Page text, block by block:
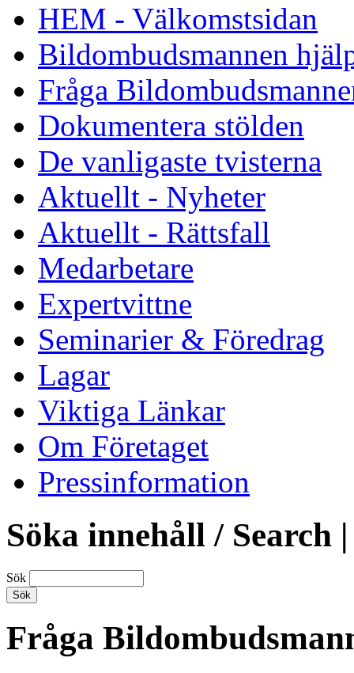
HEM - Välkomstsidan
Bildombudsmannen
Fråga
Dokumentera stölden
De vanligaste tvisterna
Aktuellt - Nyheter
Aktuellt - Rättsfall
Medarbetare
Expertvittne
Seminarier & Föredrag
Lagar
Viktiga Länkar
Om Företaget
Pressinformation
Söka innehåll / Search
Sök
Fråga